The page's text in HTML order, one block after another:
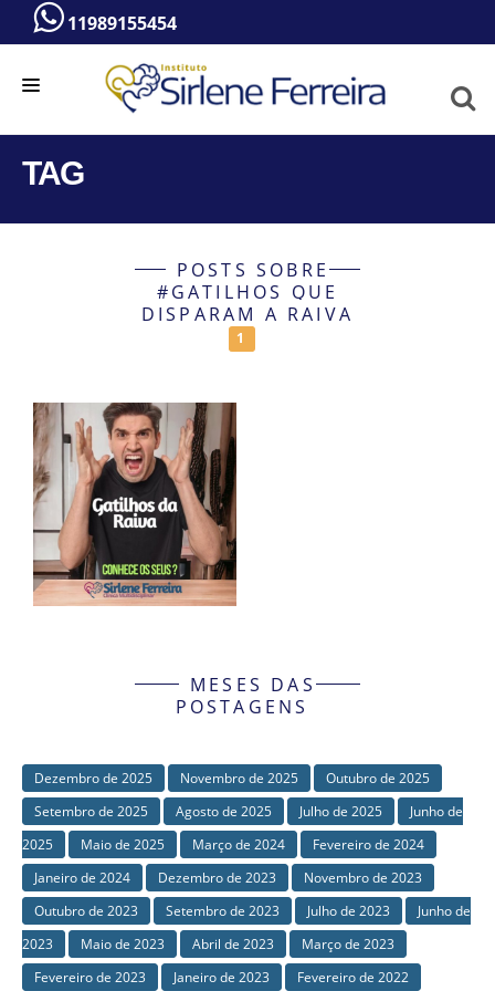
11989155454
ATENDIMENTO
TAG
POSTS SOBRE
#GATILHOS QUE
DISPARAM A RAIVA
1
MESES DAS
POSTAGENS
Dezembro de 2025 Novembro de 2025
Outubro de 2025
Setembro de 2025
Agosto de 2025 Julho de 2025
Junho de
2025
Maio de 2025 Março de 2024
Fevereiro de 2024
Janeiro de 2024
Dezembro de 2023
Novembro de 2023
Outubro de 2023
Setembro de 2023 Julho de 2023
Junho de
2023
Maio de 2023 Abril de 2023
Março de 2023
Fevereiro de 2023
Janeiro de 2023
Fevereiro de 2022